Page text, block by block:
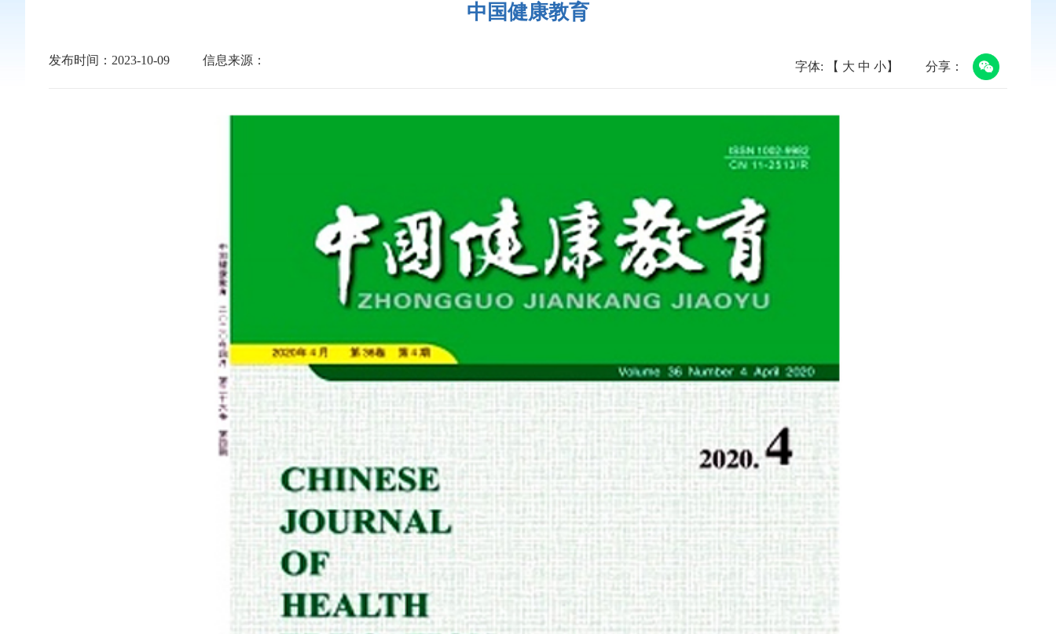
中国健康教育
发布时间：2023-10-09 信息来源： 字体: 【 大 中 小】 分享：